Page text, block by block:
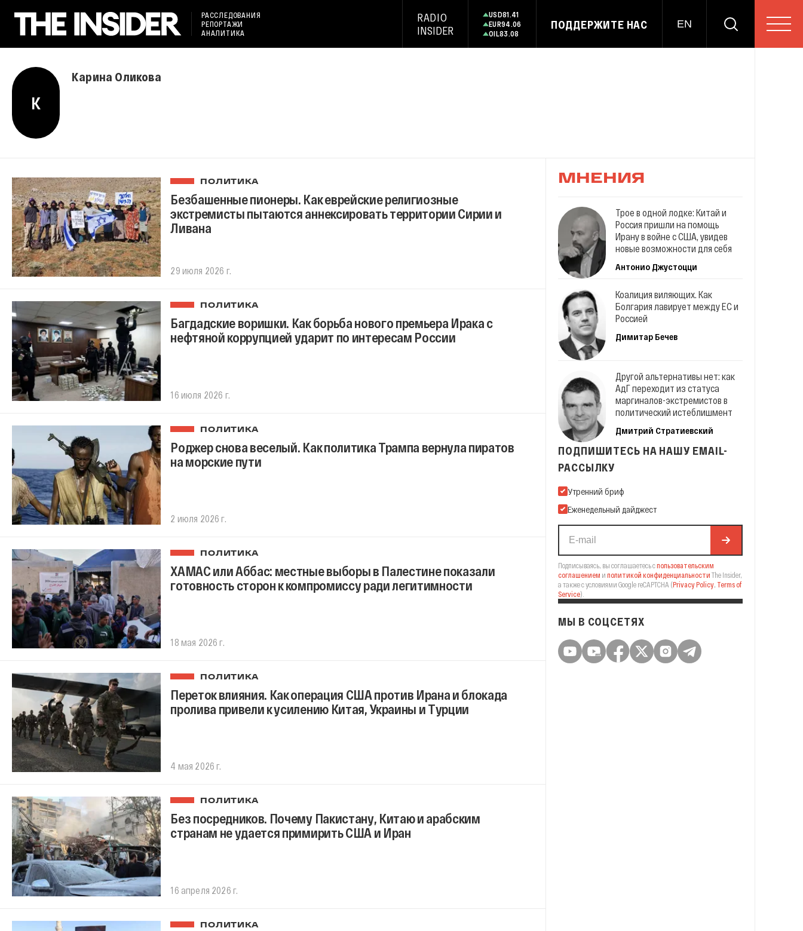
РАССЛЕДОВАНИЯ
РЕПОРТАЖИ
АНАЛИТИКА
RADIO
INSIDER
USD81.41
EUR94.06
OIL83.08
ПОДДЕРЖИТЕ НАС EN
К
Карина Оликова
ПОЛИТИКА
Безбашенные пионеры. Как еврейские религиозные
экстремисты пытаются аннексировать территории Сирии и
Ливана
29 июля 2026 г.
ПОЛИТИКА
Багдадские воришки. Как борьба нового премьера Ирака с
нефтяной коррупцией ударит по интересам России
16 июля 2026 г.
ПОЛИТИКА
Роджер снова веселый. Как политика Трампа вернула пиратов
на морские пути
2 июля 2026 г.
ПОЛИТИКА
ХАМАС или Аббас: местные выборы в Палестине показали
готовность сторон к компромиссу ради легитимности
18 мая 2026 г.
ПОЛИТИКА
Переток влияния. Как операция США против Ирана и блокада
пролива привели к усилению Китая, Украины и Турции
4 мая 2026 г.
ПОЛИТИКА
Без посредников. Почему Пакистану, Китаю и арабским
странам не удается примирить США и Иран
16 апреля 2026 г.
ПОЛИТИКА
МНЕНИЯ
Трое в одной лодке: Китай и
Россия пришли на помощь
Ирану в войне с США, увидев
новые возможности для себя
Антонио Джустоцци
Коалиция виляющих. Как
Болгария лавирует между ЕС и
Россией
Димитар Бечев
Другой альтернативы нет: как
АдГ переходит из статуса
маргиналов-экстремистов в
политический истеблишмент
Дмитрий Стратиевский
ПОДПИШИТЕСЬ НА НАШУ EMAIL-
РАССЫЛКУ
Подпишитесь на нашу Email-рассылку
Утренний бриф
Еженедельный дайджест
Подписываясь, вы соглашаетесь спользовательским
соглашением и политикой конфиденциальности The Insider,
а также с условиями Google reCAPTCHA (Privacy Policy, Terms of
Service).
МЫ В СОЦСЕТЯХ